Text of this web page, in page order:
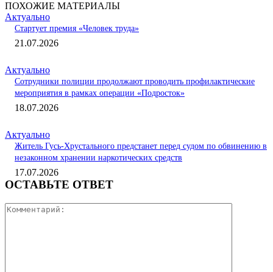
ПОХОЖИЕ МАТЕРИАЛЫ
Актуально
Стартует премия «Человек труда»
21.07.2026
Актуально
Сотрудники полиции продолжают проводить профилактические
мероприятия в рамках операции «Подросток»
18.07.2026
Актуально
Житель Гусь-Хрустального предстанет перед судом по обвинению в
незаконном хранении наркотических средств
17.07.2026
ОСТАВЬТЕ ОТВЕТ